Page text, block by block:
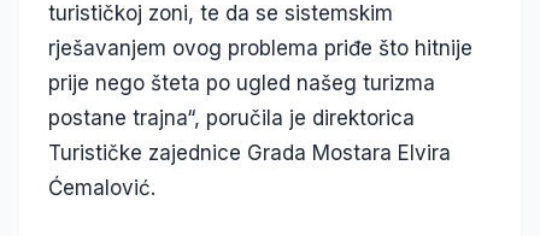
turističkoj zoni, te da se sistemskim
rješavanjem ovog problema priđe što hitnije
prije nego šteta po ugled našeg turizma
postane trajna“, poručila je direktorica
Turističke zajednice Grada Mostara Elvira
Ćemalović.